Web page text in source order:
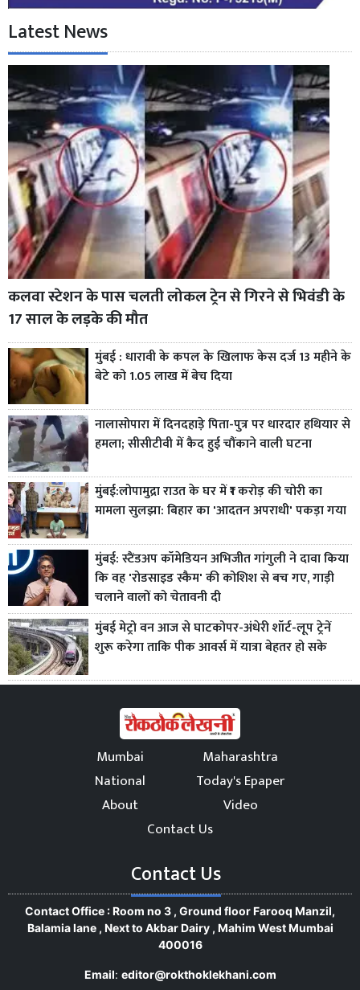
Latest News
कलवा स्टेशन के पास चलती लोकल ट्रेन से गिरने से भिवंडी के
17 साल के लड़के की मौत
मुंबई : धारावी के कपल के खिलाफ केस दर्ज 13 महीने के
बेटे को 1.05 लाख में बेच दिया
नालासोपारा में दिनदहाड़े पिता-पुत्र पर धारदार हथियार से
हमला; सीसीटीवी में कैद हुई चौंकाने वाली घटना
मुंबई:लोपामुद्रा राउत के घर में ₹1 करोड़ की चोरी का
मामला सुलझा: बिहार का 'आदतन अपराधी' पकड़ा गया
मुंबई: स्टैंडअप कॉमेडियन अभिजीत गांगुली ने दावा किया
कि वह 'रोडसाइड स्कैम' की कोशिश से बच गए, गाड़ी
चलाने वालों को चेतावनी दी
मुंबई मेट्रो वन आज से घाटकोपर-अंधेरी शॉर्ट-लूप ट्रेनें
शुरू करेगा ताकि पीक आवर्स में यात्रा बेहतर हो सके
Mumbai
Maharashtra
National
Today's Epaper
About
Video
Contact Us
Contact Us
Contact Office : Room no 3 , Ground floor Farooq Manzil,
Balamia lane , Next to Akbar Dairy , Mahim West Mumbai
400016
Email: editor@rokthoklekhani.com